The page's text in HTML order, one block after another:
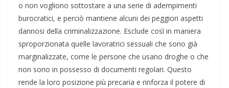
o non vogliono sottostare a una serie di adempimenti
burocratici, e perciò mantiene alcuni dei peggiori aspetti
dannosi della criminalizzazione. Esclude così in maniera
sproporzionata quelle lavoratrici sessuali che sono già
marginalizzate, come le persone che usano droghe o che
non sono in possesso di documenti regolari. Questo
rende la loro posizione più precaria e rinforza il potere di